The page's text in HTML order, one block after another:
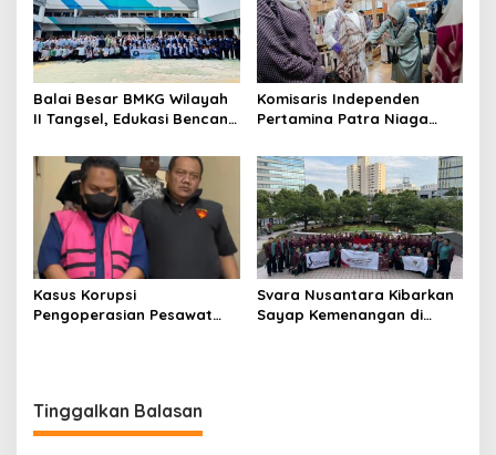
Balai Besar BMKG Wilayah
II Tangsel, Edukasi Bencana
kepada pelajar UPTD SMPN
23
Komisaris Independen
Pertamina Patra Niaga
Mitra Binaan dengan
Sentuhan Kemanusiaan dan
Keberlanjutan
Kasus Korupsi
Pengoperasian Pesawat
Svara Nusantara Kibarkan
Sayap Kemenangan di
Tinggalkan Balasan